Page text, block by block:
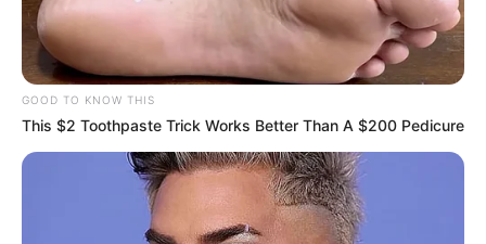
GOOD TO KNOW THIS
This $2 Toothpaste Trick Works Better Than A $200 Pedicure